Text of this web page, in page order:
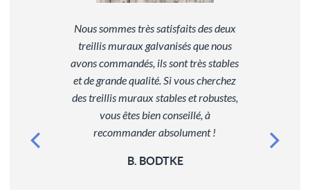
Nous sommes très satisfaits des deux
treillis muraux galvanisés que nous
avons commandés, ils sont très stables
et de grande qualité. Si vous cherchez
des treillis muraux stables et robustes,
vous êtes bien conseillé, à
recommander absolument !
B. BODTKE